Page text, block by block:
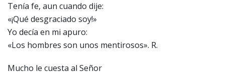
Tenía fe, aun cuando dije:
«¡Qué desgraciado soy!»
Yo decía en mi apuro:
«Los hombres son unos mentirosos». R.
Mucho le cuesta al Señor